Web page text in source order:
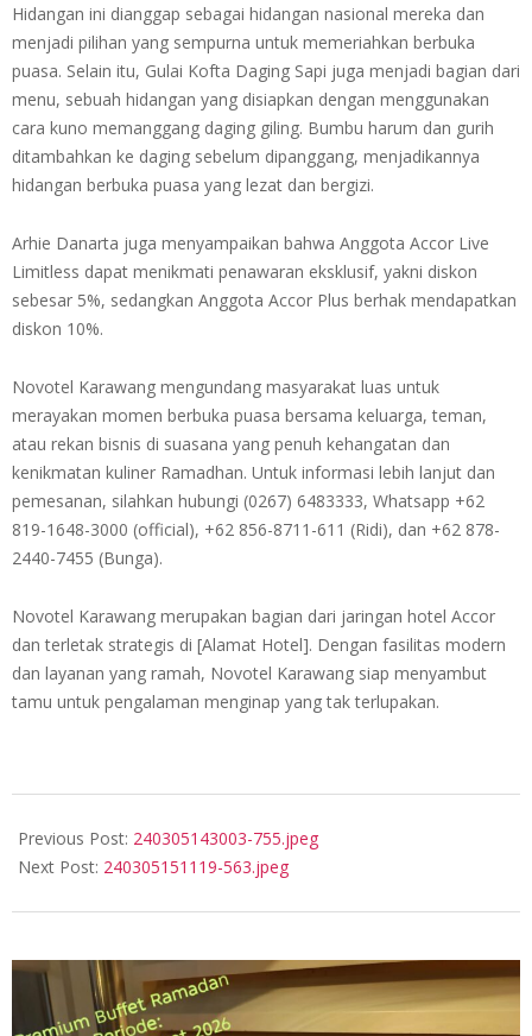
Hidangan ini dianggap sebagai hidangan nasional mereka dan
menjadi pilihan yang sempurna untuk memeriahkan berbuka
puasa. Selain itu, Gulai Kofta Daging Sapi juga menjadi bagian dari
menu, sebuah hidangan yang disiapkan dengan menggunakan
cara kuno memanggang daging giling. Bumbu harum dan gurih
ditambahkan ke daging sebelum dipanggang, menjadikannya
hidangan berbuka puasa yang lezat dan bergizi.
Arhie Danarta juga menyampaikan bahwa Anggota Accor Live
Limitless dapat menikmati penawaran eksklusif, yakni diskon
sebesar 5%, sedangkan Anggota Accor Plus berhak mendapatkan
diskon 10%.
Novotel Karawang mengundang masyarakat luas untuk
merayakan momen berbuka puasa bersama keluarga, teman,
atau rekan bisnis di suasana yang penuh kehangatan dan
kenikmatan kuliner Ramadhan. Untuk informasi lebih lanjut dan
pemesanan, silahkan hubungi (0267) 6483333, Whatsapp +62
819-1648-3000 (official), +62 856-8711-611 (Ridi), dan +62 878-
2440-7455 (Bunga).
Novotel Karawang merupakan bagian dari jaringan hotel Accor
dan terletak strategis di [Alamat Hotel]. Dengan fasilitas modern
dan layanan yang ramah, Novotel Karawang siap menyambut
tamu untuk pengalaman menginap yang tak terlupakan.
03-
05
Previous Post: 240305143003-755.jpeg
Next Post: 240305151119-563.jpeg